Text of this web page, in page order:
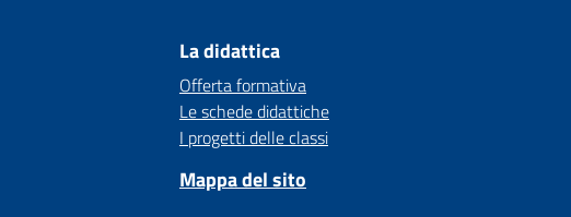
La didattica
Offerta formativa
Le schede didattiche
I progetti delle classi
Mappa del sito